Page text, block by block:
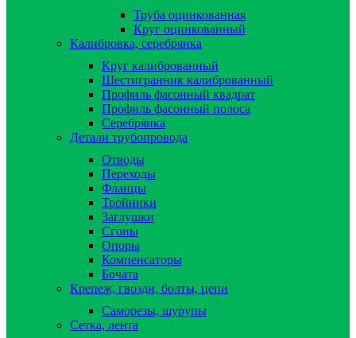
Труба оцинкованная
Круг оцинкованный
Калибровка, серебрянка
Круг калиброванный
Шестигранник калиброванный
Профиль фасонный квадрат
Профиль фасонный полоса
Серебрянка
Детали трубопровода
Отводы
Переходы
Фланцы
Тройники
Заглушки
Сгоны
Опоры
Компенсаторы
Бочата
Крепеж, гвозди, болты, цепи
Саморезы, шурупы
Сетка, лента